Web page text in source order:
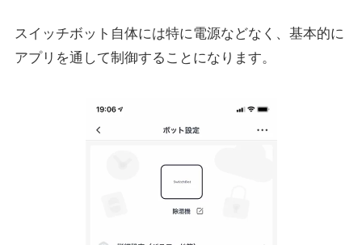
スイッチボット自体には特に電源などなく、基本的に
アプリを通して制御することになります。